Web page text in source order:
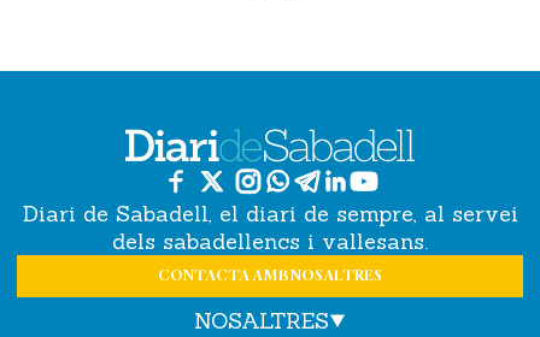
Diari de Sabadell, el diari de sempre, al servei
dels sabadellencs i vallesans.
CONTACTA AMB NOSALTRES
NOSALTRES